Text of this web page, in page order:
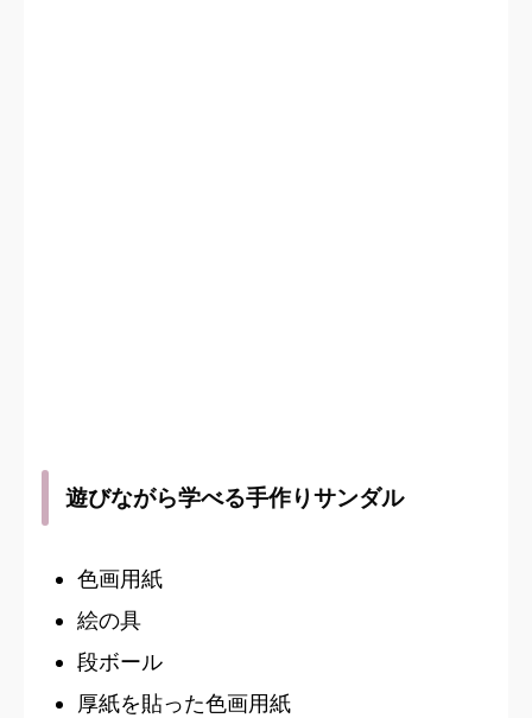
遊びながら学べる手作りサンダル
色画用紙
絵の具
段ボール
厚紙を貼った色画用紙